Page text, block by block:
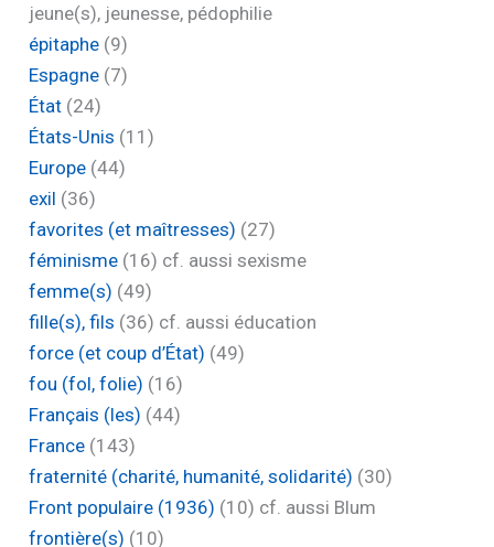
jeune(s), jeunesse, pédophilie
épitaphe (9)
Espagne (7)
État (24)
États-Unis (11)
Europe (44)
exil (36)
favorites (et maîtresses) (27)
féminisme (16) cf. aussi sexisme
femme(s) (49)
fille(s), fils (36) cf. aussi éducation
force (et coup d’État) (49)
fou (fol, folie) (16)
Français (les) (44)
France (143)
fraternité (charité, humanité, solidarité) (30)
Front populaire (1936) (10) cf. aussi Blum
frontière(s) (10)